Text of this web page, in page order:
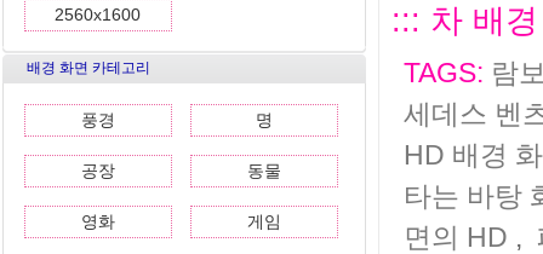
2560x1600
배경 화면 카테고리
풍경 명
공장 동물
영화 게임
::: 차 배
TAGS: 람
세데스 벤
HD 배경
타는 바탕
면의 HD ,